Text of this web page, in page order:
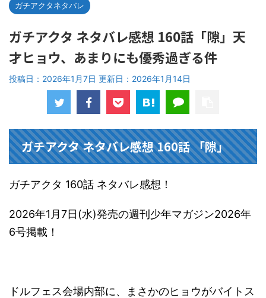
ガチアクタネタバレ
ガチアクタ ネタバレ感想 160話「隙」天
才ヒョウ、あまりにも優秀過ぎる件
投稿日：2026年1月7日 更新日： 2026年1月14日
ガチアクタ ネタバレ感想 160話 「隙」
ガチアクタ 160話 ネタバレ感想！
2026年1月7日(水)発売の週刊少年マガジン2026年
6号掲載！
ドルフェス会場内部に、まさかのヒョウがバイトス